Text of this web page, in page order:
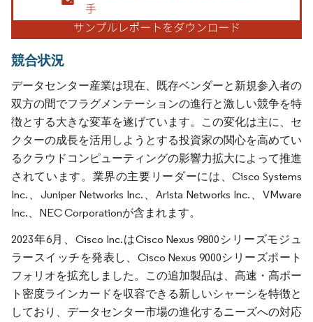
競合状況
データセンター産業は現在、既存ベンダーと新規参入者の
双方の間でフラグメンテーションの進行と激しい競争を特
徴とする大きな変革を遂げています。この変化は主に、セ
クターの成長を活用しようとする投資家の関心を高めてい
るクラウドコンピューティングの影響力拡大によって推進
されています。業界の主要リーダーには、Cisco Systems
Inc.、Juniper Networks Inc.、Arista Networks Inc.、VMware
Inc.、NEC Corporationが含まれます。
2023年6月、Cisco Inc.はCisco Nexus 9800シリーズモジュ
ラースイッチを発表し、Cisco Nexus 9000シリーズポート
フォリオを拡充しました。この追加製品は、高速・高ポー
ト密度ラインカードを収容できる新しいシャーシを特徴と
しており、データセンター市場の進化するニーズへの対応